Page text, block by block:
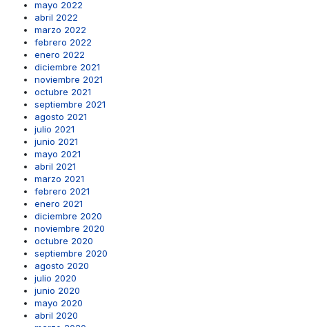
mayo 2022
abril 2022
marzo 2022
febrero 2022
enero 2022
diciembre 2021
noviembre 2021
octubre 2021
septiembre 2021
agosto 2021
julio 2021
junio 2021
mayo 2021
abril 2021
marzo 2021
febrero 2021
enero 2021
diciembre 2020
noviembre 2020
octubre 2020
septiembre 2020
agosto 2020
julio 2020
junio 2020
mayo 2020
abril 2020